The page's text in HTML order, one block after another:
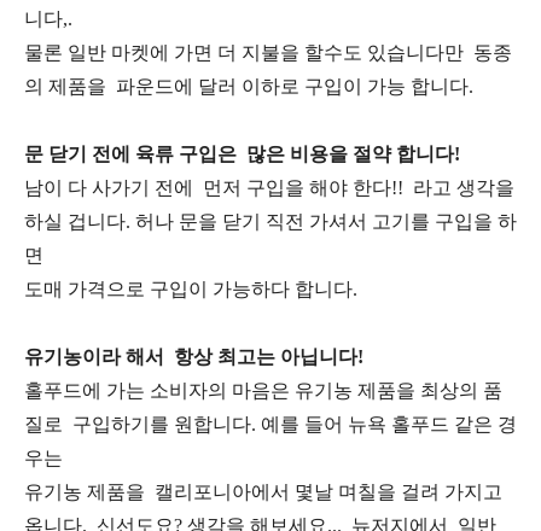
니다,.
물론 일반 마켓에 가면 더 지불을 할수도 있습니다만 동종
의 제품을 파운드에 달러 이하로 구입이 가능 합니다.
문 닫기 전에 육류 구입은 많은 비용을 절약 합니다!
남이 다 사가기 전에 먼저 구입을 해야 한다!! 라고 생각을
하실 겁니다. 허나 문을 닫기 직전 가셔서 고기를 구입을 하
면
도매 가격으로 구입이 가능하다 합니다.
유기농이라 해서 항상 최고는 아닙니다!
홀푸드에 가는 소비자의 마음은 유기농 제품을 최상의 품
질로 구입하기를 원합니다. 예를 들어 뉴욕 홀푸드 같은 경
우는
유기농 제품을 캘리포니아에서 몇날 며칠을 걸려 가지고
옵니다. 신선도요? 생각을 해보세요... 뉴저지에서 일반